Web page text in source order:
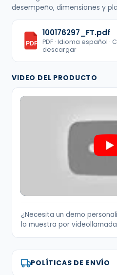
desempeño, dimensiones y
PDF
100176297_FT.pdf
PDF · Idioma español ·
descargar
VIDEO DEL PRODUCTO
¿Necesita un demo
lo muestra por
POLÍTICAS DE ENVÍO